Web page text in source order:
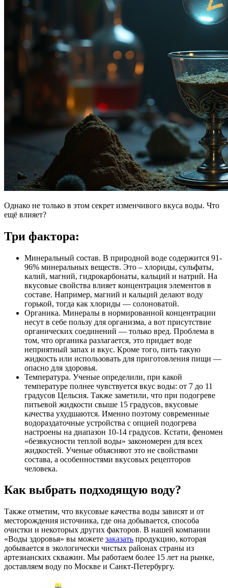
Однако не только в этом секрет изменчивого вкуса воды. Что
ещё влияет?
Три фактора:
Минеральный состав. В природной воде содержится 91-
96% минеральных веществ. Это – хлориды, сульфаты,
калий, магний, гидрокарбонаты, кальций и натрий. На
вкусовые свойства влияет концентрация элементов в
составе. Например, магний и кальций делают воду
горькой, тогда как хлориды — солоноватой.
Органика. Минералы в нормированной концентрации
несут в себе пользу для организма, а вот присутствие
органических соединений — только вред. Проблема в
том, что органика разлагается, это придает воде
неприятный запах и вкус. Кроме того, пить такую
жидкость или использовать для приготовления пищи —
опасно для здоровья.
Температура. Ученые определили, при какой
температуре полнее чувствуется вкус воды: от 7 до 11
градусов Цельсия. Также заметили, что при подогреве
питьевой жидкости свыше 15 градусов, вкусовые
качества ухудшаются. Именно поэтому современные
водораздаточные устройства с опцией подогрева
настроены на диапазон 10-14 градусов. Кстати, феномен
«безвкусности теплой воды» закономерен для всех
жидкостей. Ученые объясняют это не свойствами
состава, а особенностями вкусовых рецепторов
человека.
Как выбрать подходящую воду?
Также отметим, что вкусовые качества воды зависят и от
месторождения источника, где она добывается, способа
очистки и некоторых других факторов. В нашей компании
«Воды здоровья» вы можете заказать продукцию, которая
добывается в экологически чистых районах страны из
артезианских скважин. Мы работаем более 15 лет на рынке,
доставляем воду по Москве и Санкт-Петербургу.